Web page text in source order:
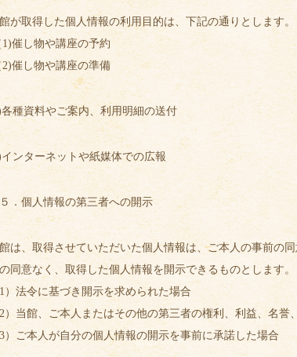
が取得した個人情報の利用目的は、下記の通りとします。
1)催し物や講座の予約
2)催し物や講座の準備
種資料やご案内、利用明細の送付
ンターネットや紙媒体での広報
．個人情報の第三者への開示
は、取得させていただいた個人情報は、ご本人の事前の
同意なく、取得した個人情報を開示できるものとします。
）法令に基づき開示を求められた場合
）当館、ご本人またはその他の第三者の権利、利益、名
3）ご本人が自分の個人情報の開示を事前に承諾した場合